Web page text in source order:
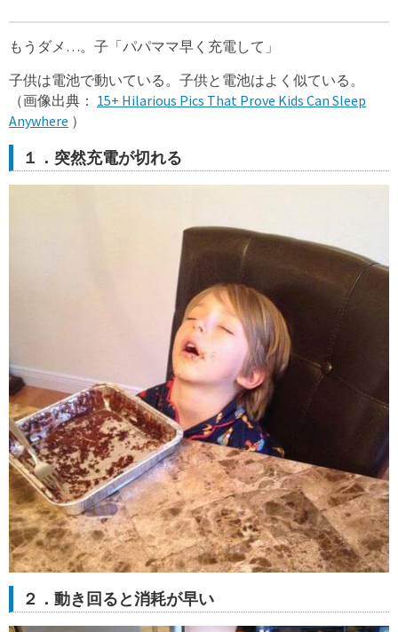
もうダメ…。子「パパママ早く充電して」
子供は電池で動いている。子供と電池はよく似ている。
（画像出典： 15+ Hilarious Pics That Prove Kids Can Sleep
Anywhere ）
１．突然充電が切れる
２．動き回ると消耗が早い